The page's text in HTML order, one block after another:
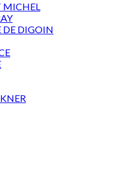
MICHEL
DE DIGOIN